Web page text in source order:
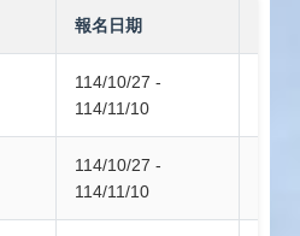
報名日期
114/10/27 -
114/11/10
114/10/27 -
114/11/10